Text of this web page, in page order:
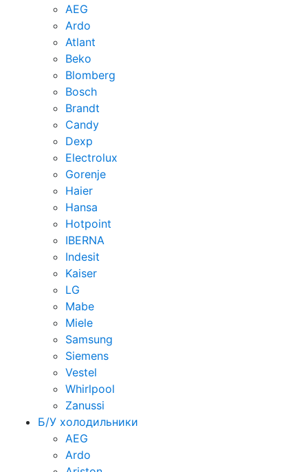
AEG
Ardo
Atlant
Beko
Blomberg
Bosch
Brandt
Candy
Dexp
Electrolux
Gorenje
Haier
Hansa
Hotpoint
IBERNA
Indesit
Kaiser
LG
Mabe
Miele
Samsung
Siemens
Vestel
Whirlpool
Zanussi
Б/У холодильники
AEG
Ardo